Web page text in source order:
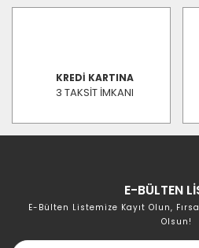
KREDİ KARTINA
3 TAKSİT İMKANI
E-BÜLTEN
E-Bülten Listemize Kayıt Olun,
Olsun!